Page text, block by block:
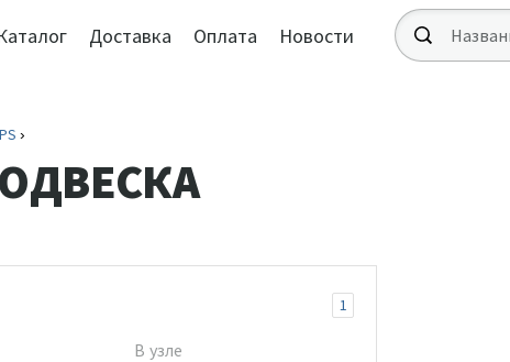
Доставка Оплата Новости
1
В узле